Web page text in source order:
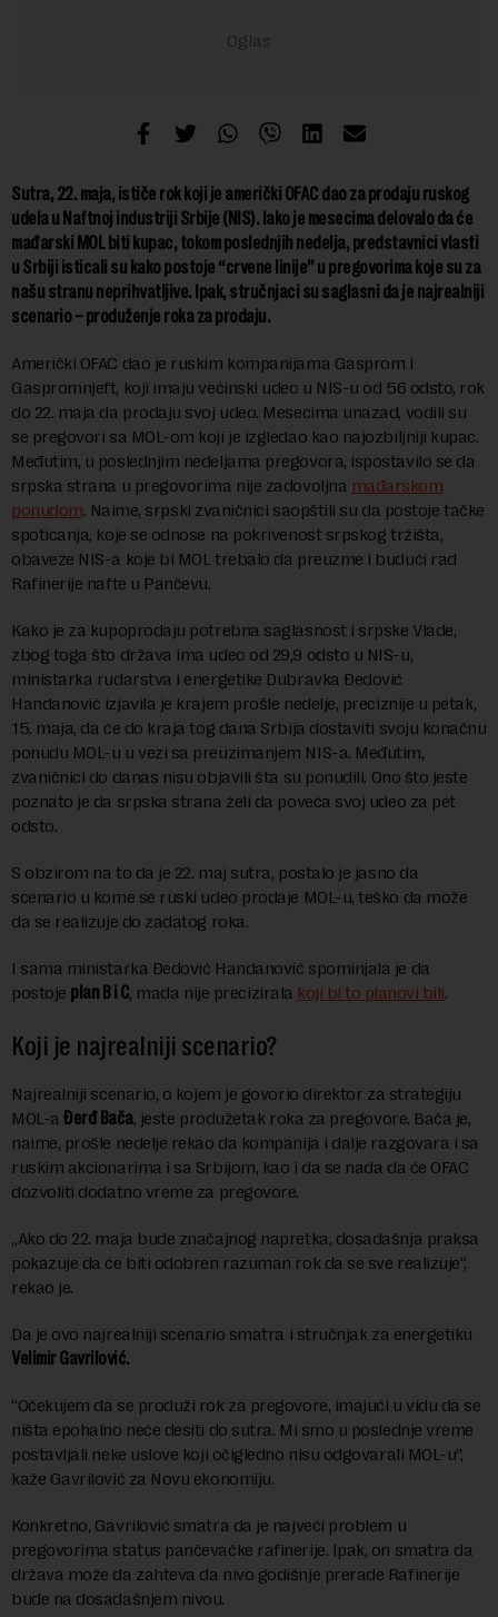
Sutra, 22. maja, ističe rok koji je američki OFAC dao za prodaju ruskog
udela u Naftnoj industriji Srbije (NIS). Iako je mesecima delovalo da će
mađarski MOL biti kupac, tokom poslednjih nedelja, predstavnici vlasti
u Srbiji isticali su kako postoje “crvene linije” u pregovorima koje su za
našu stranu neprihvatljive. Ipak, stručnjaci su saglasni da je najrealniji
scenario – produženje roka za prodaju.
Američki OFAC dao je ruskim kompanijama Gasprom i
Gaspromnjeft, koji imaju većinski udeo u NIS-u od 56 odsto, rok
do 22. maja da prodaju svoj udeo. Mesecima unazad, vodili su
se pregovori sa MOL-om koji je izgledao kao najozbiljniji kupac.
Međutim, u poslednjim nedeljama pregovora, ispostavilo se da
srpska strana u pregovorima nije zadovoljna mađarskom
ponudom. Naime, srpski zvaničnici saopštili su da postoje tačke
spoticanja, koje se odnose na pokrivenost srpskog tržišta,
obaveze NIS-a koje bi MOL trebalo da preuzme i budući rad
Rafinerije nafte u Pančevu.
Kako je za kupoprodaju potrebna saglasnost i srpske Vlade,
zbog toga što država ima udeo od 29,9 odsto u NIS-u,
ministarka rudarstva i energetike Dubravka Đedović
Handanović izjavila je krajem prošle nedelje, preciznije u petak,
15. maja, da će do kraja tog dana Srbija dostaviti svoju konačnu
ponudu MOL-u u vezi sa preuzimanjem NIS-a. Međutim,
zvaničnici do danas nisu objavili šta su ponudili. Ono što jeste
poznato je da srpska strana želi da poveća svoj udeo za pet
odsto.
S obzirom na to da je 22. maj sutra, postalo je jasno da
scenario u kome se ruski udeo prodaje MOL-u, teško da može
da se realizuje do zadatog roka.
I sama ministarka Đedović Handanović spominjala je da
postoje plan B i C, mada nije precizirala koji bi to planovi bili.
Koji je najrealniji scenario?
Najrealniji scenario, o kojem je govorio direktor za strategiju
MOL-a Đerđ Bača, jeste produžetak roka za pregovore. Bača je,
naime, prošle nedelje rekao da kompanija i dalje razgovara i sa
ruskim akcionarima i sa Srbijom, kao i da se nada da će OFAC
dozvoliti dodatno vreme za pregovore.
„Ako do 22. maja bude značajnog napretka, dosadašnja praksa
pokazuje da će biti odobren razuman rok da se sve realizuje“,
rekao je.
Da je ovo najrealniji scenario smatra i stručnjak za energetiku
Velimir Gavrilović.
“Očekujem da se produži rok za pregovore, imajući u vidu da se
ništa epohalno neće desiti do sutra. Mi smo u poslednje vreme
postavljali neke uslove koji očigledno nisu odgovarali MOL-u”,
kaže Gavrilović za Novu ekonomiju.
Konkretno, Gavrilović smatra da je najveći problem u
pregovorima status pančevačke rafinerije. Ipak, on smatra da
država može da zahteva da nivo godišnje prerade Rafinerije
bude na dosadašnjem nivou.